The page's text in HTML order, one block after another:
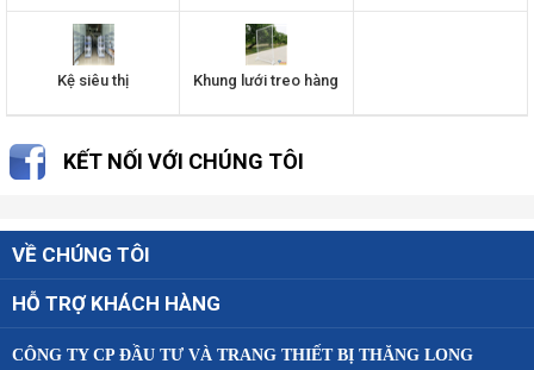
Kệ siêu thị Khung lưới treo hàng
KẾT NỐI VỚI CHÚNG TÔI
VỀ CHÚNG TÔI
HỖ TRỢ KHÁCH HÀNG
CÔNG TY CP ĐẦU TƯ VÀ TRANG THIẾT BỊ THĂNG LONG